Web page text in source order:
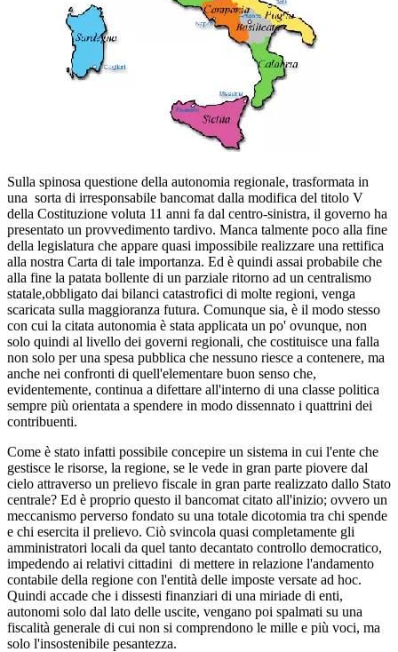
Sulla spinosa questione della autonomia regionale, trasformata in
una sorta di irresponsabile bancomat dalla modifica del titolo V
della Costituzione voluta 11 anni fa dal centro-sinistra, il governo ha
presentato un provvedimento tardivo. Manca talmente poco alla fine
della legislatura che appare quasi impossibile realizzare una rettifica
alla nostra Carta di tale importanza. Ed è quindi assai probabile che
alla fine la patata bollente di un parziale ritorno ad un centralismo
statale,obbligato dai bilanci catastrofici di molte regioni, venga
scaricata sulla maggioranza futura. Comunque sia, è il modo stesso
con cui la citata autonomia è stata applicata un po' ovunque, non
solo quindi al livello dei governi regionali, che costituisce una falla
non solo per una spesa pubblica che nessuno riesce a contenere, ma
anche nei confronti di quell'elementare buon senso che,
evidentemente, continua a difettare all'interno di una classe politica
sempre più orientata a spendere in modo dissennato i quattrini dei
contribuenti.
Come è stato infatti possibile concepire un sistema in cui l'ente che
gestisce le risorse, la regione, se le vede in gran parte piovere dal
cielo attraverso un prelievo fiscale in gran parte realizzato dallo Stato
centrale? Ed è proprio questo il bancomat citato all'inizio; ovvero un
meccanismo perverso fondato su una totale dicotomia tra chi spende
e chi esercita il prelievo. Ciò svincola quasi completamente gli
amministratori locali da quel tanto decantato controllo democratico,
impedendo ai relativi cittadini di mettere in relazione l'andamento
contabile della regione con l'entità delle imposte versate ad hoc.
Quindi accade che i dissesti finanziari di una miriade di enti,
autonomi solo dal lato delle uscite, vengano poi spalmati su una
fiscalità generale di cui non si comprendono le mille e più voci, ma
solo l'insostenibile pesantezza.